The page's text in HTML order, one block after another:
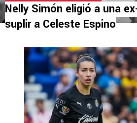
Nelly Simón eligió a una
suplir a Celeste Espino